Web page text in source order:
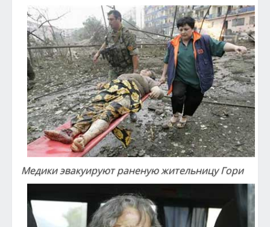
Медики эвакуируют раненую жительницу Гори